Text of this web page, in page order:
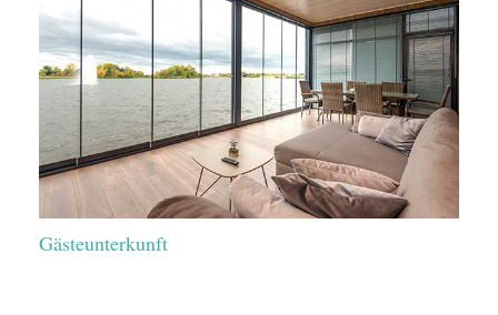
Gästeunterkunft